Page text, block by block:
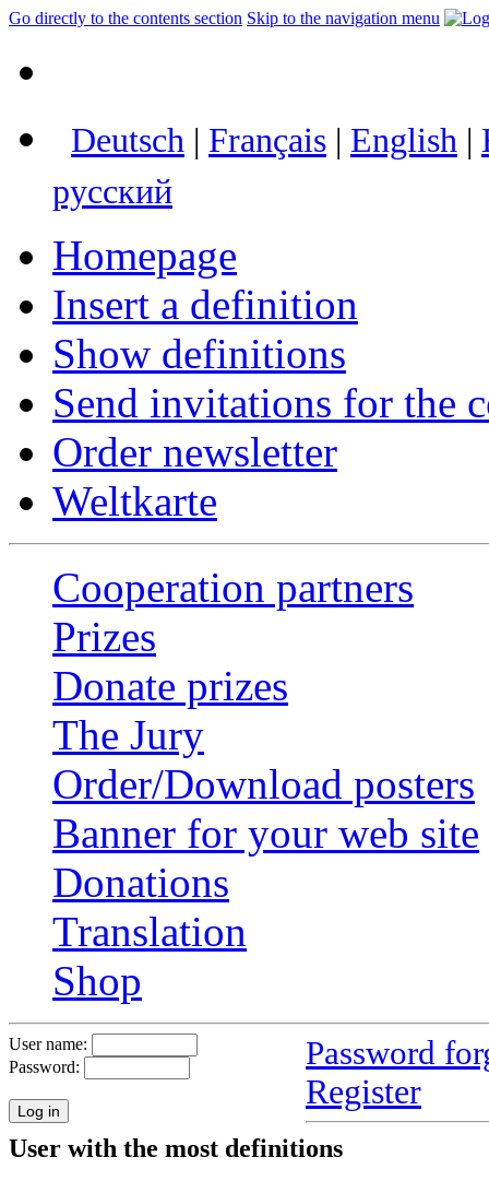
Go directly to the contents section Skip to the navigation menu
Deutsch | Français | English |
русский
Homepage
Insert a definition
Show definitions
Send invitations for the
Order newsletter
Weltkarte
Cooperation partners
Prizes
Donate prizes
The Jury
Order/Download posters
Banner for your web site
Donations
Translation
Shop
User name:
Password:
Password
Register
User with the most definitions